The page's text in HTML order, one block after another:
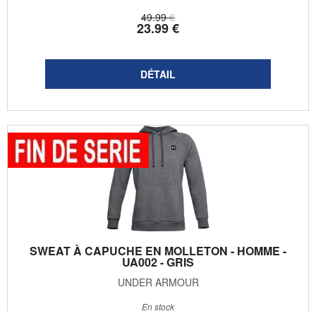
49.99 €
23.99€
SWEAT À CAPUCHE EN MOLLETON - HOMME -
UA002 - GRIS
UNDER ARMOUR
En stock